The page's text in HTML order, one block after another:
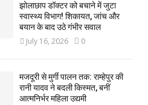
झोलाछाप डॉक्टर को बचाने में जुटा
स्वास्थ्य विभाग! शिकायत, जांच और
बयान के बाद उठे गंभीर सवाल
July 16, 2026 0
मजदूरी से मुर्गी पालन तक: राम्हेपुर की
रानी यादव ने बदली किस्मत, बनीं
आत्मनिर्भर महिला उद्यमी